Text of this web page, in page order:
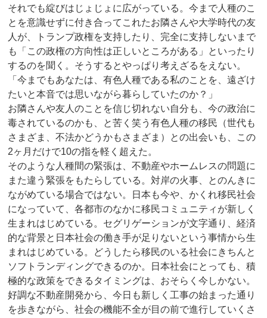
それでも綻びはじょじょに広がっている。今まで人種のこ
とを意識せずに付き合ってこれたお隣さんや大学時代の友
人が、トランプ政権を支持したり、完全に支持しないまで
も「この政権の方向性は正しいところがある」といったり
するのを聞く。そうするとやっぱり考えざるをえない。
「今までもあなたは、有色人種である私のことを、遠ざけ
たいと本音では思いながら暮らしていたのか？」
お隣さんや友人のことを信じ切れない自分も、今の政治に
毒されているのかも、と苦く笑う有色人種の移民（世代も
さまざま、不法かどうかもさまざま）との出会いも、この
2ヶ月だけで10の指を軽く超えた。
そのような人種間の緊張は、不動産やホームレスの問題に
また違う緊張をもたらしている。対岸の火事、とのんきに
ながめている場合ではない。日本も今や、かくれ移民社会
になっていて、各都市のなかに移民コミュニティが新しく
生まれはじめている。セグリゲーションが文字通り、経済
的な背景と日本社会の働き手が足りないという事情から生
まれはじめている。どうしたら移民のいる社会にきちんと
ソフトランディングできるのか。日本社会にとっても、積
極的な政策をできるタイミングは、おそらく今しかない。
好調な不動産開発から、今日も新しく工事の始まった通り
を歩きながら、社会の機能不全が目の前で進行していくさ